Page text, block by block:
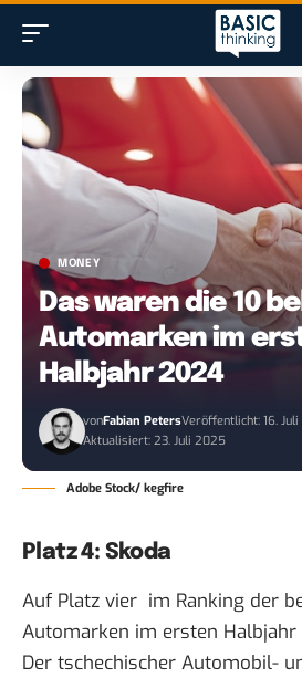
MONEY
Das waren die 10
Automarken im
Halbjahr 2024
vonFabian PetersVeröffentlicht: 16.
Aktualisiert: 23. Juli 2025
Adobe Stock/ kegfire
Platz 4: Skoda
Auf Platz vier im Ranking der
Automarken im ersten
Der tschechischer Automobil-